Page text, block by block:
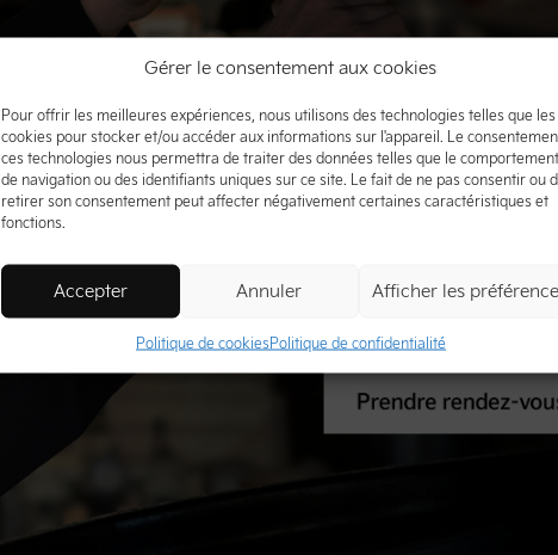
Gérer le consentement aux cookies
Pour offrir les meilleures expériences, nous utilisons des technologies telles que les
cookies pour stocker et/ou accéder aux informations sur l'appareil. Le
ces technologies nous permettra de traiter des données telles que le comportement
de navigation ou des identifiants uniques sur ce site. Le fait de ne pas consentir ou
retirer son consentement peut affecter négativement certaines caractéristiques et
fonctions.
Accepter Annuler Afficher les
Politique de cookiesPolitique de confidentialité